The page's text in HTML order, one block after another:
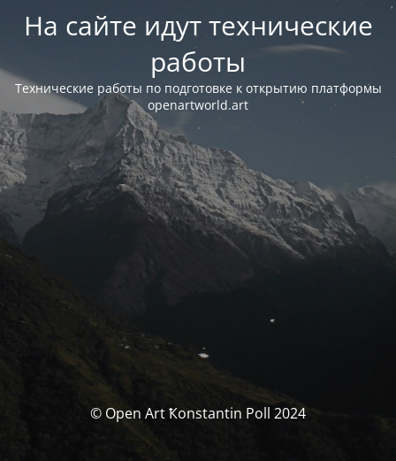
На сайте идут технические
работы
Технические работы по подготовке к открытию платформы
openartworld.art
© Open Art Ҟonstantin Poll 2024